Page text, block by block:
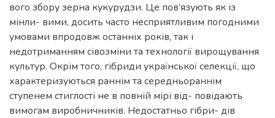
вого збору зерна кукурудзи. Це пов’язують як із
мінли- вими, досить часто несприятливим погодними
умовами впродовж останніх років, так і
недотриманням сівозміни та технології вирощування
культур. Окрім того, гібриди української селекції, що
характеризуються раннім та середньораннім
ступенем стиглості не в повній мірі від- повідають
вимогам виробничників. Недостатньо гібри- дів